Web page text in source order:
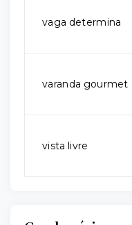
vaga determina
varanda gourmet
vista livre